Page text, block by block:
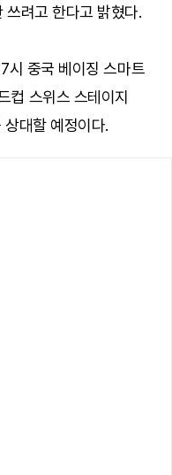
려고 한다고 밝혔다.
시 중국 베이징 스마트
컵 스위스 스테이지
대할 예정이다.